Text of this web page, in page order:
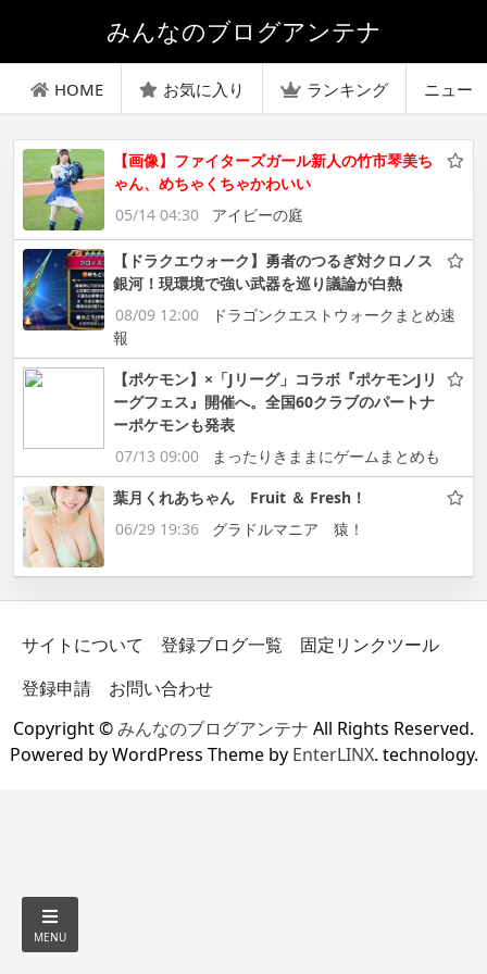
みんなのブログアンテナ
HOME お気に入り ランキング ニュー
【画像】ファイターズガール新人の竹市琴美ち
ゃん、めちゃくちゃかわいい
05/14 04:30
アイビーの庭
【ドラクエウォーク】勇者のつるぎ対クロノス
銀河！現環境で強い武器を巡り議論が白熱
08/09 12:00
ドラゴンクエストウォークまとめ速
報
【ポケモン】×「Jリーグ」コラボ『ポケモンJリ
ーグフェス』開催へ。全国60クラブのパートナ
ーポケモンも発表
07/13 09:00
まったりきままにゲームまとめも
葉月くれあちゃん Fruit ＆ Fresh！
06/29 19:36
グラドルマニア 猿！
サイトについて 登録ブログ一覧
固定リンクツール
登録申請
お問い合わせ
Copyright ©みんなのブログアンテナ All Rights Reserved.
Powered by WordPress Theme by EnterLINX. technology.
MENU